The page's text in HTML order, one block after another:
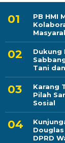
PB HMI
Dukung
Tani
Karang
Pilah
Sosial
DPRD